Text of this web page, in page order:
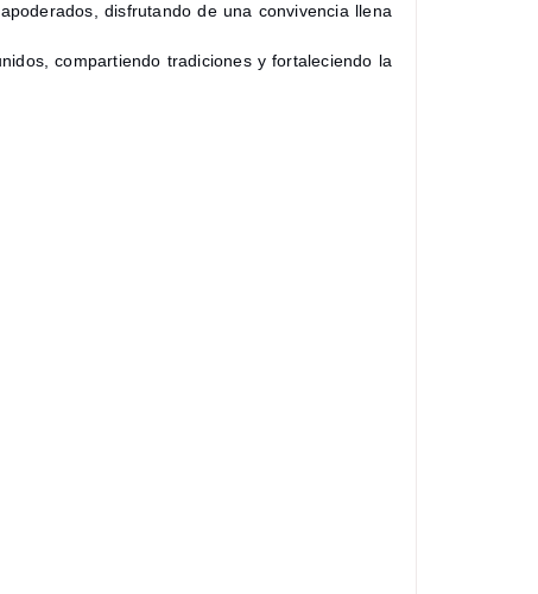
disfrutando de una convivencia llena
compartiendo tradiciones y fortaleciendo la